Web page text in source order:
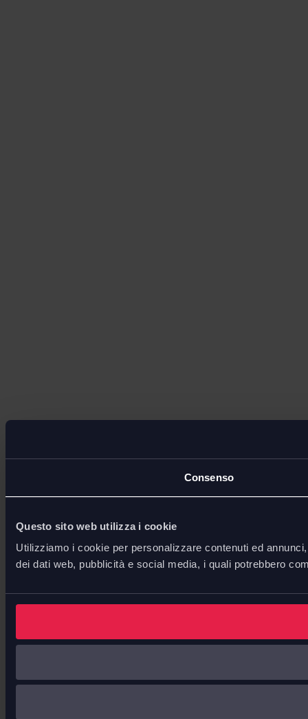
Consenso
Questo sito web utilizza i cookie
Utilizziamo i cookie per personalizzare contenuti ed
dei dati web, pubblicità e social media, i quali potrebbero